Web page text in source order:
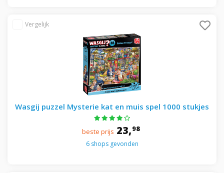
Wasgij puzzel Mysterie kat en muis spel 1000 stukjes
beste prijs 23,98
6 shops gevonden